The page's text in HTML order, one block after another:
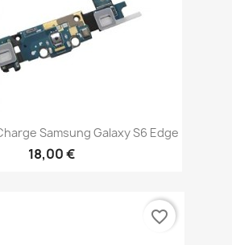
Samsung Galaxy S6 Edge
18,00 €
favorite_border